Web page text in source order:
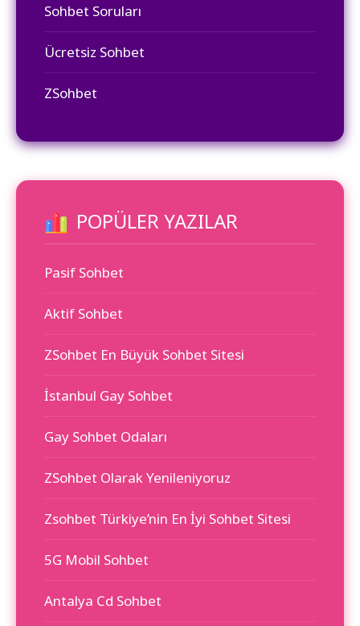
Sohbet Soruları
Ücretsiz Sohbet
ZSohbet
POPÜLER YAZILAR
Pasif Sohbet
Aktif Sohbet
ZSohbet En Büyük Sohbet Sitesi
İstanbul Gay Sohbet
Gay Sohbet Odaları
ZSohbet Olarak Yenileniyoruz
Zsohbet Türkiye’nin En İyi Sohbet Sitesi
5G Mobil Sohbet
Antalya Cd Sohbet